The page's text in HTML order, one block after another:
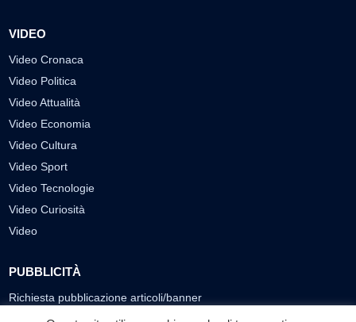
VIDEO
Video Cronaca
Video Politica
Video Attualità
Video Economia
Video Cultura
Video Sport
Video Tecnologie
Video Curiosità
Video
PUBBLICITÀ
Richiesta pubblicazione articoli/banner